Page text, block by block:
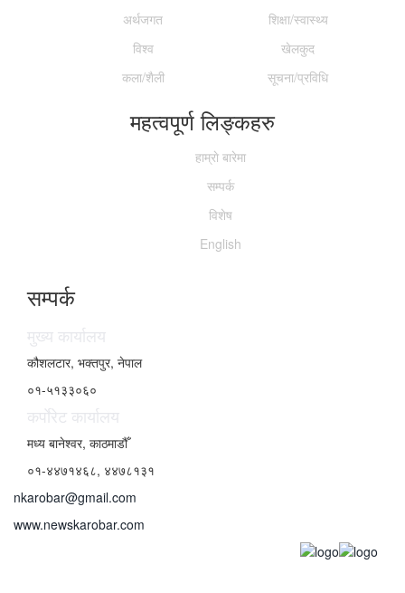
अर्थजगत
शिक्षा/स्वास्थ्य
विश्व
खेलकुद
कला/शैली
सूचना/प्रविधि
महत्वपूर्ण लिङ्कहरु
हाम्राे बारेमा
सम्पर्क
विशेष
English
सम्पर्क
मुख्य कार्यालय
कौशलटार, भक्तपुर, नेपाल
०१-५१३३०६०
कर्पाेरेट कार्यालय
मध्य बानेश्वर, काठमाडौँ
०१-४४७१४६८, ४४७८१३१
nkarobar@gmail.com
www.newskarobar.com